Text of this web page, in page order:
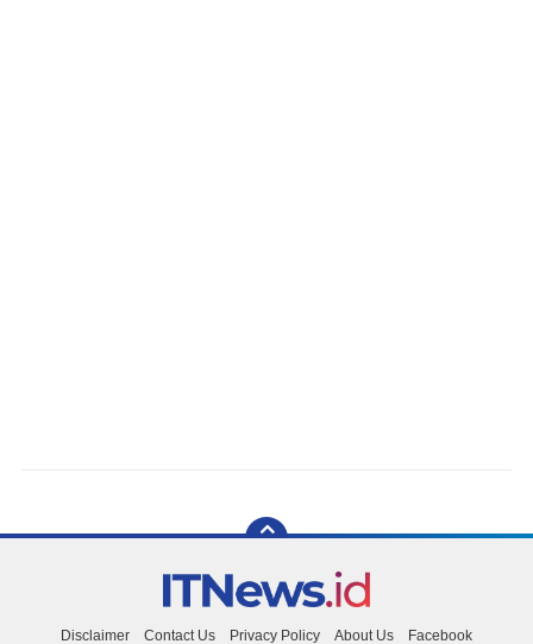
Disclaimer Contact Us Privacy Policy About Us Facebook